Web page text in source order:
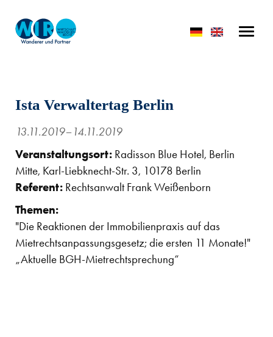
Ista Verwaltertag Berlin
13.11.2019–14.11.2019
Veranstaltungsort: Radisson Blue Hotel, Berlin
Mitte, Karl-Liebknecht-Str. 3, 10178 Berlin
Referent: Rechtsanwalt Frank Weißenborn
Themen:
"Die Reaktionen der Immobilienpraxis auf das
Mietrechtsanpassungsgesetz; die ersten 11 Monate!"
„Aktuelle BGH-Mietrechtsprechung“